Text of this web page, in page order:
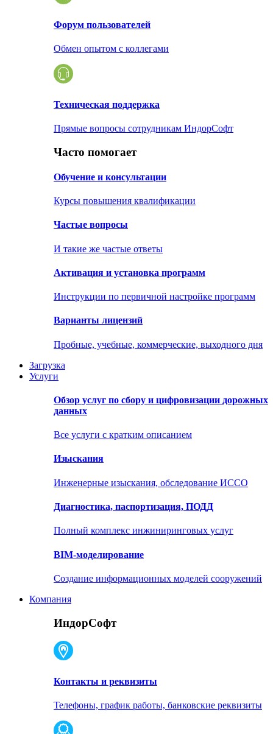
Форум пользователей
Обмен опытом с коллегами
Техническая поддержка
Прямые вопросы сотрудникам ИндорСофт
Часто помогает
Обучение и консультации
Курсы повышения квалификации
Частые вопросы
И такие же частые ответы
Активация и установка программ
Инструкции по первичной настройке программ
Варианты лицензий
Пробные, учебные, коммерческие, выходного дня
Загрузка
Услуги
Обзор услуг по сбору и цифровизации дорожных
данных
Все услуги с кратким описанием
Изыскания
Инженерные изыскания, обследование ИССО
Диагностика, паспортизация, ПОДД
Полный комплекс инжиниринговых услуг
BIM-моделирование
Создание информационных моделей сооружений
Компания
ИндорСофт
Контакты и реквизиты
Телефоны, график работы, банковские реквизиты